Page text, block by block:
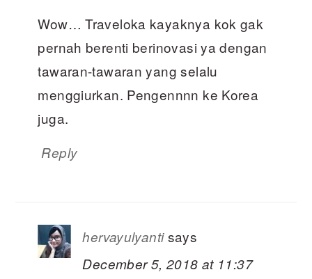
Wow… Traveloka kayaknya kok gak
pernah berenti berinovasi ya dengan
tawaran-tawaran yang selalu
menggiurkan. Pengennnn ke Korea
juga.
Reply
hervayulyanti says
December 5, 2018 at 11:37